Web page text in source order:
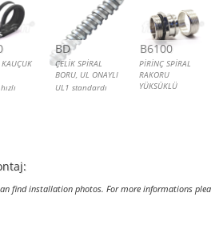
BD
ÇELİK SPİRAL
BORU, UL ONAYLI
UL1 standardı
B6100
PİRİNÇ SPİRAL
RAKORU
YÜKSÜKLÜ
find installation photos. For more informations